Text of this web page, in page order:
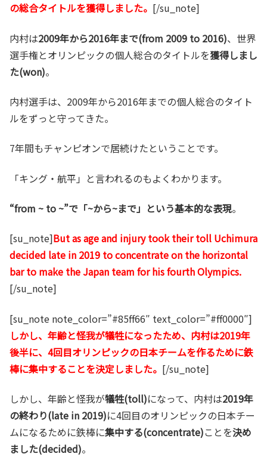
の総合タイトルを獲得しました。 [/su_note]
内村は2009年から2016年まで(from 2009 to 2016)、世界
選手権とオリンピックの個人総合のタイトルを獲得しまし
た(won)。
内村選手は、2009年から2016年までの個人総合のタイト
ルをずっと守ってきた。
7年間もチャンピオンで居続けたということです。
「キング・航平」と言われるのもよくわかります。
“from ~ to ~”で「~から~まで」という基本的な表現。
[su_note]But as age and injury took their toll Uchimura
decided late in 2019 to concentrate on the horizontal
bar to make the Japan team for his fourth Olympics.
[/su_note]
[su_note note_color=”#85ff66″ text_color=”#ff0000″]
しかし、年齢と怪我が犠牲になったため、内村は2019年
後半に、4回目オリンピックの日本チームを作るために鉄
棒に集中することを決定しました。 [/su_note]
しかし、年齢と怪我が犠牲(toll)になって、内村は2019年
の終わり(late in 2019)に4回目のオリンピックの日本チー
ムになるために鉄棒に集中する(concentrate)ことを決め
ました(decided)。